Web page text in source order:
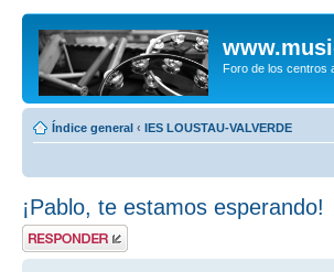
Foro de los centros
Índice general ‹ IES LOUSTAU-VALVERDE
¡Pablo, te estamos esperando!
Publicar una
respuesta